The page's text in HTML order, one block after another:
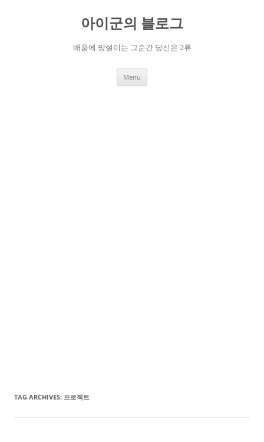
아이군의 블로그
배움에 망설이는 그순간 당신은 2류
Menu
TAG ARCHIVES: 프로젝트